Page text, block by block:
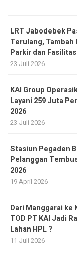
LRT Jabodebek
Terulang, Tambah
Parkir dan
23 Juli 2026
KAI Group
Layani 259 Juta
2026
23 Juli 2026
Stasiun Pegaden
Pelanggan
2026
19 April 2026
Dari Manggarai ke
TOD PT KAI Jadi
Lahan HPL ?
11 Juli 2026